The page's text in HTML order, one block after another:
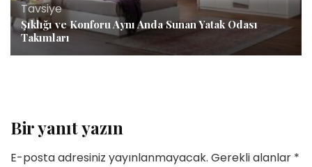
Tavsiye
Şıklığı ve Konforu Aynı Anda Sunan Yatak Odası
Takımları
Bir yanıt yazın
E-posta adresiniz yayınlanmayacak. Gerekli alanlar *